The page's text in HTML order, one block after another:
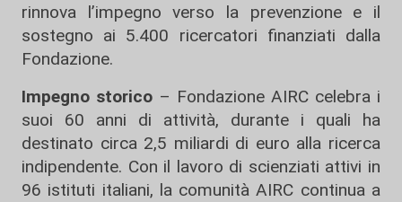
rinnova l’impegno verso la prevenzione e il
sostegno ai 5.400 ricercatori finanziati dalla
Fondazione.
Impegno storico – Fondazione AIRC celebra i
suoi 60 anni di attività, durante i quali ha
destinato circa 2,5 miliardi di euro alla ricerca
indipendente. Con il lavoro di scienziati attivi in
96 istituti italiani, la comunità AIRC continua a